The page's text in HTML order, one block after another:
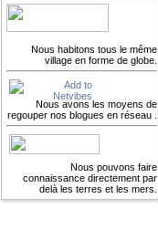
Nous habitons tous le même
village en forme de globe.
Nous avons les moyens de
regouper nos blogues en réseau .
Nous pouvons faire
connaissance directement par
delà les terres et les mers.